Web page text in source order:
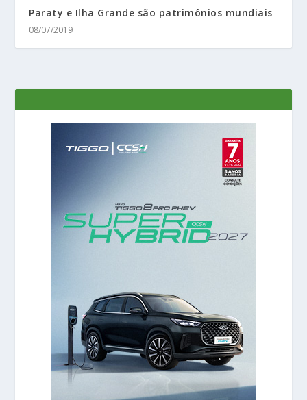
Paraty e Ilha Grande são patrimônios mundiais
08/07/2019